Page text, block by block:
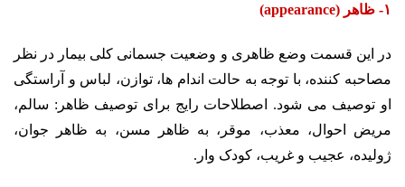
۱- ظاهر (appearance)
در این قسمت وضع ظاهری و وضعیت جسمانی کلی بیمار در نظر
مصاحبه کننده، با توجه به حالت اندام ها، توازن، لباس و آراستگی
او توصیف می شود. اصطلاحات رایج برای توصیف ظاهر: سالم،
مریض احوال، معذب، موقر، به ظاهر مسن، به ظاهر جوان،
ژولیده، عجیب و غریب، کودک وار.